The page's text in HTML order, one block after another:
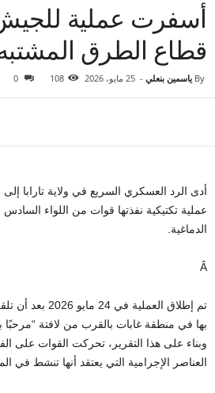
أسفرت عملية
قطاع الطرق
By ياسمين بنعلي - 25 مايو، 2026 108
0
أدى الرد العسكري السريع في ولاية تارابا
الدماغية.
Â
تم إطلاق
بها في منطقة غابات بالقرب من لافتة
وبناء على هذا التقرير، تحركت القوات على
العناصر الإجرامية التي يعتقد أنها تنشط في